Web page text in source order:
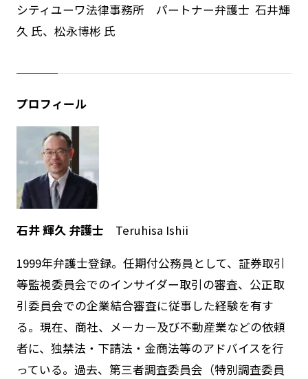
シティユーワ法律事務所 パートナー弁護士 石井輝
久 氏、松永博彬 氏
プロフィール
石井 輝久 弁護士 Teruhisa Ishii
1999年弁護士登録。任期付公務員として、証券取引
等監視委員会でのインサイダー取引の審査、公正取
引委員会での企業結合審査に従事した経験を有す
る。現在、商社、メーカー及び不動産業などの依頼
者に、独禁法・下請法・金商法等のアドバイスを行
っている。過去、第三者調査委員会（特別調査委員